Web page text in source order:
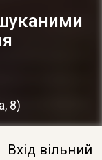
8)
Вхід вільний